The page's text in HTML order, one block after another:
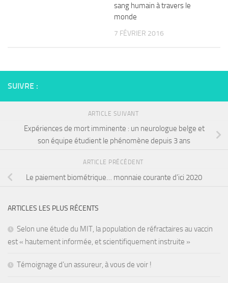
sang humain à travers le
monde
7 FÉVRIER 2016
SUIVRE :
ARTICLE SUIVANT
Expériences de mort imminente : un neurologue belge et
son équipe étudient le phénomène depuis 3 ans
ARTICLE PRÉCÉDENT
Le paiement biométrique… monnaie courante d’ici 2020
ARTICLES LES PLUS RÉCENTS
Selon une étude du MIT, la population de réfractaires au vaccin
est « hautement informée, et scientifiquement instruite »
Témoignage d’un assureur, à vous de voir !